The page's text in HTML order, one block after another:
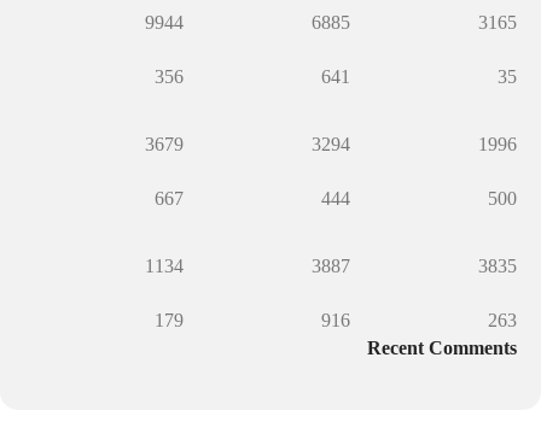
3165
35
6885
641
9944
356
1996
500
3294
444
3679
667
3835
263
3887
916
1134
179
Recent Comments